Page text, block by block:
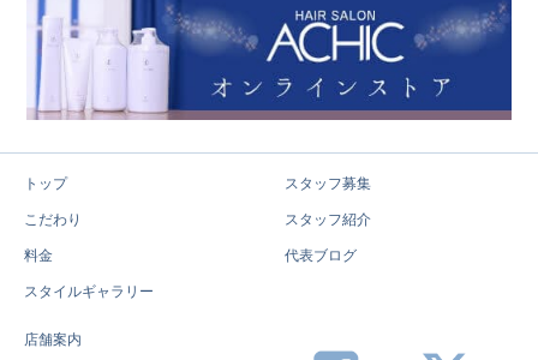
トップ
こだわり
料金
スタイルギャラリー
スタッフ募集
スタッフ紹介
代表ブログ
店舗案内